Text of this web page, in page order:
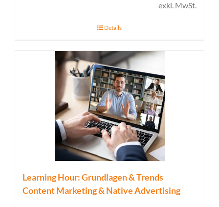
exkl. MwSt.
Details
Learning Hour: Grundlagen & Trends
Content Marketing & Native Advertising